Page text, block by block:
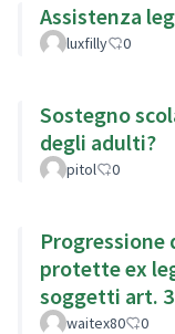
Assistenza
luxfilly 0
Sostegno
degli adulti?
pitol 0
Progressione
protette ex
soggetti art.
waitex80 0